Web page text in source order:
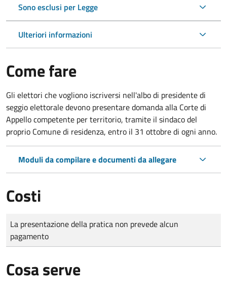
Sono esclusi per Legge
Ulteriori informazioni
Come fare
Gli elettori che vogliono iscriversi nell'albo di presidente di
seggio elettorale devono presentare domanda alla Corte di
Appello competente per territorio, tramite il sindaco del
proprio Comune di residenza, entro il 31 ottobre di ogni anno.
Moduli da compilare e documenti da allegare
Costi
Tipo di pagamento
Importo
La presentazione della pratica non prevede alcun
pagamento
Cosa serve